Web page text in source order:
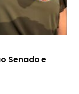
Senado e